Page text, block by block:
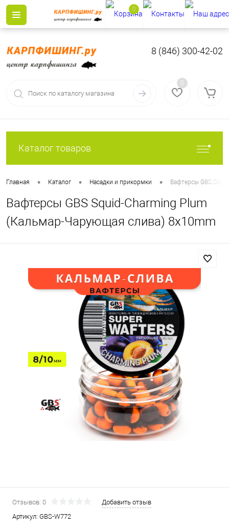
8 (846) 300-42-02
0
Каталог товаров
Главная • Каталог • Насадки и прикормки • Вафтерсы GBS
Вафтерсы GBS Squid-Charming Plum
(Кальмар-Чарующая слива) 8x10mm
Отзывов: 0
Добавить отзыв
Артикул: GBS-W772
0